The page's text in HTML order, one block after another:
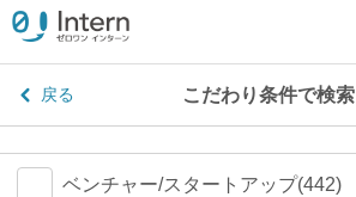
戻る こだわり条件で検索
ベンチャー/スタートアップ(442)